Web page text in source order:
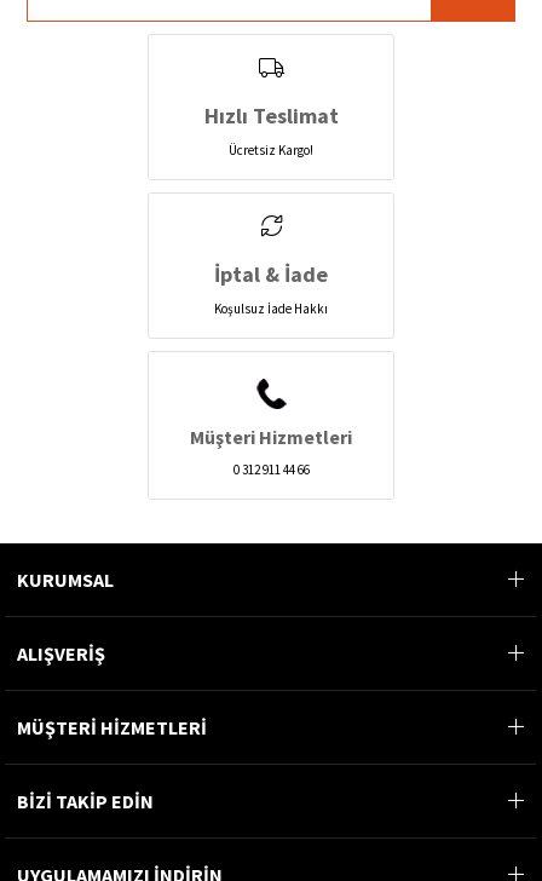
Hızlı Teslimat
Ücretsiz Kargo!
İptal & İade
Koşulsuz İade Hakkı
Müşteri Hizmetleri
0 312 911 44 66
KURUMSAL
ALIŞVERİŞ
MÜŞTERİ HİZMETLERİ
BİZİ TAKİP EDİN
UYGULAMAMIZI İNDİRİN